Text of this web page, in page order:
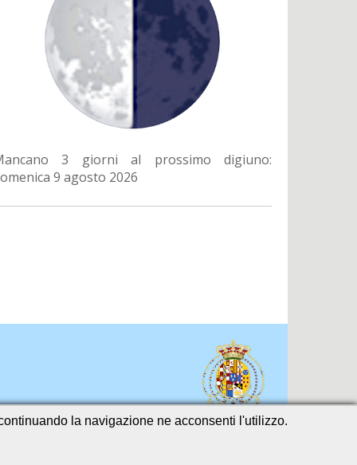
3 giorni al prossimo digiuno:
9 agosto 2026
la navigazione ne acconsenti l'utilizzo.